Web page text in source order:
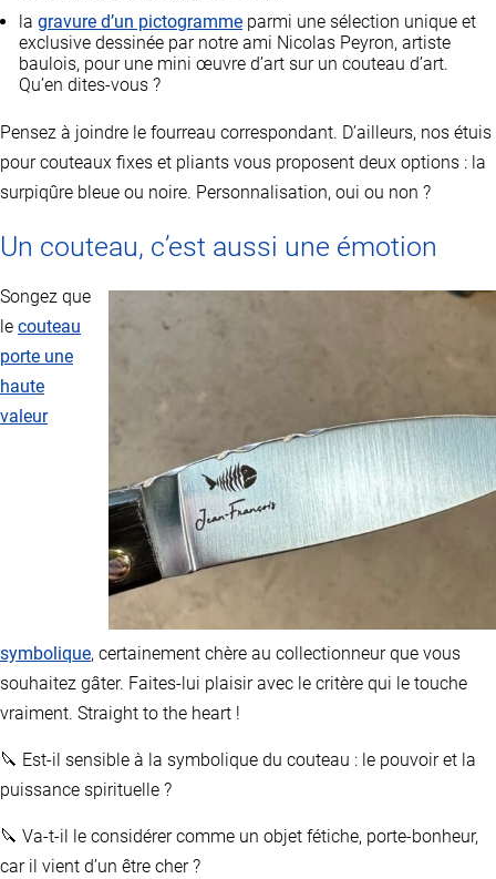
la gravure d’un pictogramme parmi une sélection unique et
exclusive dessinée par notre ami Nicolas Peyron, artiste
baulois, pour une mini œuvre d’art sur un couteau d’art.
Qu’en dites-vous ?
Pensez à joindre le fourreau correspondant. D’ailleurs, nos étuis
pour couteaux fixes et pliants vous proposent deux options : la
surpiqûre bleue ou noire. Personnalisation, oui ou non ?
Un couteau, c’est aussi une émotion
Songez que
le couteau
porte une
haute
valeur
symbolique, certainement chère au collectionneur que vous
souhaitez gâter. Faites-lui plaisir avec le critère qui le touche
vraiment. Straight to the heart !
🔪 Est-il sensible à la symbolique du couteau : le pouvoir et la
puissance spirituelle ?
🔪 Va-t-il le considérer comme un objet fétiche, porte-bonheur,
car il vient d’un être cher ?